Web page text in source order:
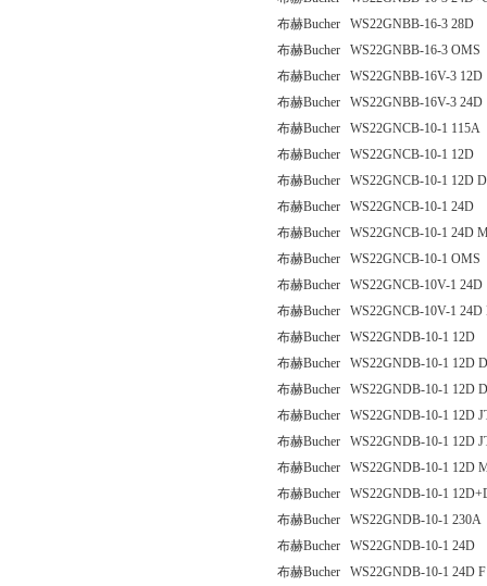
布赫Bucher WS22GNBB-16-3 28D
布赫Bucher WS22GNBB-16-3 OMS
布赫Bucher WS22GNBB-16V-3 12D
布赫Bucher WS22GNBB-16V-3 24D
布赫Bucher WS22GNCB-10-1 115A
布赫Bucher WS22GNCB-10-1 12D
布赫Bucher WS22GNCB-10-1 12D
布赫Bucher WS22GNCB-10-1 24D
布赫Bucher WS22GNCB-10-1 24D
布赫Bucher WS22GNCB-10-1 OMS
布赫Bucher WS22GNCB-10V-1 24D
布赫Bucher WS22GNCB-10V-1 24D
布赫Bucher WS22GNDB-10-1 12D
布赫Bucher WS22GNDB-10-1 12D
布赫Bucher WS22GNDB-10-1 12D
布赫Bucher WS22GNDB-10-1 12D
布赫Bucher WS22GNDB-10-1 12D
布赫Bucher WS22GNDB-10-1 12D
布赫Bucher WS22GNDB-10-1
布赫Bucher WS22GNDB-10-1 230A
布赫Bucher WS22GNDB-10-1 24D
布赫Bucher WS22GNDB-10-1 24D F